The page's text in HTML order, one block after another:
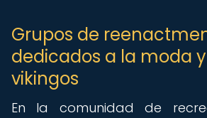
Grupos de
dedicados a la moda
vikingos
En la comunidad de